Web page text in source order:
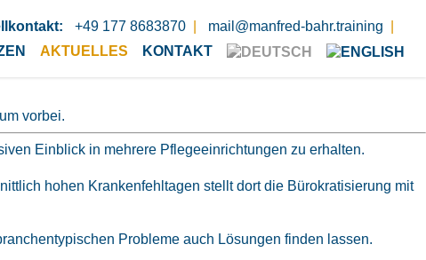
+49 177 8683870 mail@manfred-bahr.training
AKTUELLES KONTAKT
UM ERFOLGREICH ZU SEIN?
vorbei.
Einblick in mehrere Pflegeeinrichtungen zu erhalten.
hohen Krankenfehltagen stellt dort die Bürokratisierung mit
Probleme auch Lösungen finden lassen.